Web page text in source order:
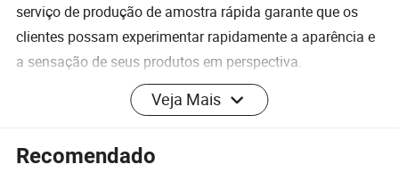
serviço de produção de amostra rápida garante que os
clientes possam experimentar rapidamente a aparência e
a sensação de seus produtos em perspectiva.
A Xuxin apresenta um showroom de amostras
que abrange mais de 3,000 metros quadrados. Com uma
Veja Mais
Recomendado